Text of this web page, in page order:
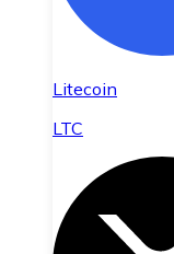
Litecoin
LTC